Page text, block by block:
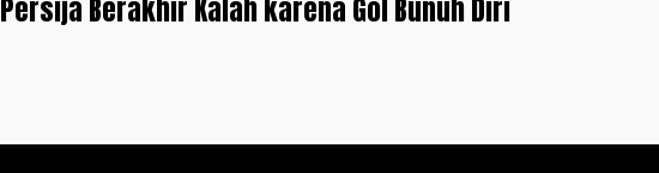
Persija Berakhir Kalah karena Gol Bunuh Diri